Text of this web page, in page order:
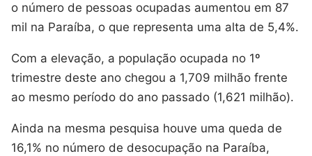
o número de pessoas ocupadas aumentou em 87
mil na Paraíba, o que representa uma alta de 5,4%.
Com a elevação, a população ocupada no 1º
trimestre deste ano chegou a 1,709 milhão frente
ao mesmo período do ano passado (1,621 milhão).
Ainda na mesma pesquisa houve uma queda de
16,1% no número de desocupação na Paraíba,